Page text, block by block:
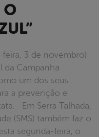
da Campanha
um dos seus
a prevenção e
Em Serra Talhada,
(SMS) também faz o
segunda-feira, o